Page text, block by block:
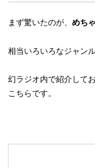
まず驚いたのが、 めち
相当いろいろなジャン
幻ラジオ内で紹介して
こちらです。